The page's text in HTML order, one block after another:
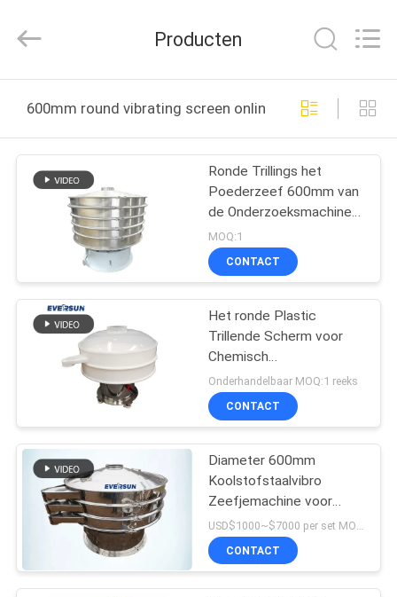
PRODUCTEN
SHOW
ONGEVEER
ONS
FABRIEKSREIS
KWALITEITSCONTROLE
CONTACTEER
ONS
VERZOEK
Producten
600mm round vibrating screen online fabricage
Ronde Trillings het
Poederzeef 600mm van
de Onderzoeksmachine
Diameter
MOQ:1
CONTACT
Het ronde Plastic
Trillende Scherm voor
Chemisch
Deeltjespoeder
Onderhandelbaar MOQ:1 reeks
CONTACT
Diameter 600mm
Koolstofstaalvibro
Zeefjemachine voor
Houtskool
CONTACT